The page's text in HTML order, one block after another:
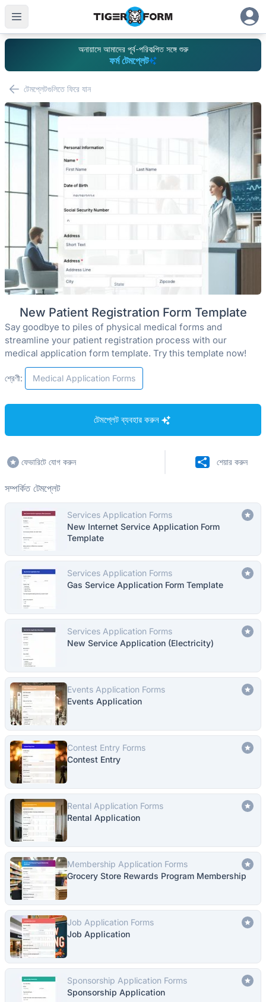
অনায়াসে আমাদের পূর্ব-পরিকল্পিত সঙ্গে শুরু
ফর্ম টেমপ্লেট
টেমপ্লেটগুলিতে ফিরে যান
New Patient Registration Form Template
Say goodbye to piles of physical medical forms and
streamline your patient registration process with our
medical application form template. Try this template now!
শ্রেণী: Medical Application Forms
টেমপ্লেট ব্যবহার করুন
ফেভারিটে যোগ করুন শেয়ার করুন
সম্পর্কিত টেমপ্লেট
Services Application Forms
New Internet Service Application Form
Template
Services Application Forms
Gas Service Application Form Template
Services Application Forms
New Service Application (Electricity)
Events Application Forms
Events Application
Contest Entry Forms
Contest Entry
Rental Application Forms
Rental Application
Membership Application Forms
Grocery Store Rewards Program Membership
Job Application Forms
Job Application
Sponsorship Application Forms
Sponsorship Application